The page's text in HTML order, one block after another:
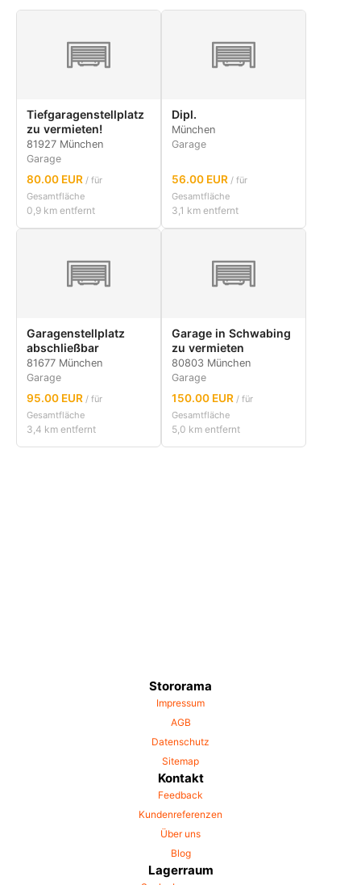
Tiefgaragenstellplatz
zu vermieten!
81927 München
Garage
80.00 EUR / für
Gesamtfläche
0,9 km entfernt
Dipl.
München
Garage
56.00 EUR / für
Gesamtfläche
3,1 km entfernt
Garagenstellplatz
abschließbar
81677 München
Garage
95.00 EUR / für
Gesamtfläche
3,4 km entfernt
Garage in Schwabing
zu vermieten
80803 München
Garage
150.00 EUR / für
Gesamtfläche
5,0 km entfernt
Stororama
Impressum
AGB
Datenschutz
Sitemap
Kontakt
Feedback
Kundenreferenzen
Über uns
Blog
Lagerraum